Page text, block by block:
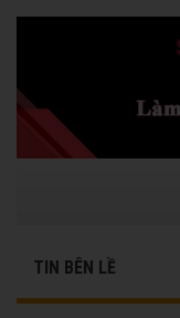
TIN BÊN LỀ